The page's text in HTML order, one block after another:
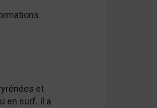
et
en surf. Il a